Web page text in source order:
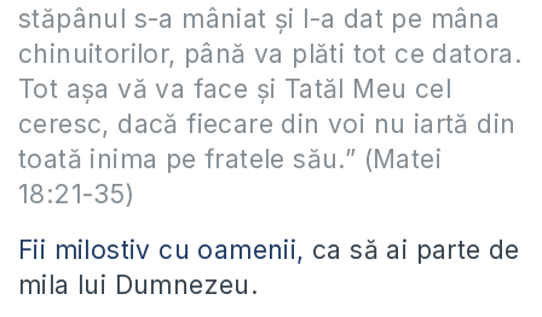
stăpânul s-a mâniat şi l-a dat pe mâna
chinuitorilor, până va plăti tot ce datora.
Tot aşa vă va face şi Tatăl Meu cel
ceresc, dacă fiecare din voi nu iartă din
toată inima pe fratele său.” (Matei
18:21-35)
Fii milostiv cu oamenii, ca să ai parte de
mila lui Dumnezeu.